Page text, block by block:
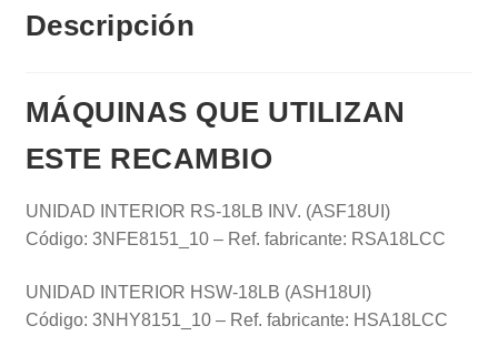
Descripción
MÁQUINAS QUE UTILIZAN
ESTE RECAMBIO
UNIDAD INTERIOR RS-18LB INV. (ASF18UI)
Código: 3NFE8151_10 – Ref. fabricante: RSA18LCC
UNIDAD INTERIOR HSW-18LB (ASH18UI)
Código: 3NHY8151_10 – Ref. fabricante: HSA18LCC